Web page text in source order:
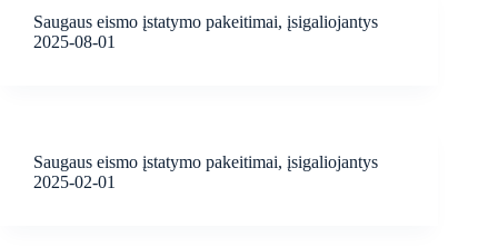
Saugaus eismo įstatymo pakeitimai, įsigaliojantys
2025-08-01
Saugaus eismo įstatymo pakeitimai, įsigaliojantys
2025-02-01